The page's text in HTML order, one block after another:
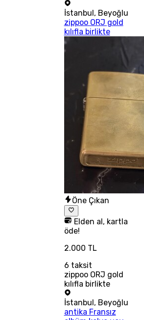
İstanbul , Beyoğlu
zippoo ORJ gold
kılıfla birlikte
Öne Çıkan
Elden al, kartla
öde!
2.000 TL
6 taksit
zippoo ORJ gold
kılıfla birlikte
İstanbul, Beyoğlu
antika Fransız